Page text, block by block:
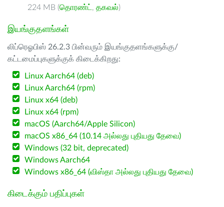
224 MB (தொரண்ட் , தகவல்)
இயங்குதளங்கள்
லிப்ரெஓபிஸ் 26.2.3 பின்வரும் இயங்குதளங்களுக்கு/
கட்டமைப்புகளுக்குக் கிடைக்கிறது:
Linux Aarch64 (deb)
Linux Aarch64 (rpm)
Linux x64 (deb)
Linux x64 (rpm)
macOS (Aarch64/Apple Silicon)
macOS x86_64 (10.14 அல்லது புதியது தேவை)
Windows (32 bit, deprecated)
Windows Aarch64
Windows x86_64 (விஸ்தா அல்லது புதியது தேவை)
கிடைக்கும் பதிப்புகள்